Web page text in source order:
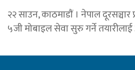
२२ साउन, काठमाडाैं । नेपाल दूरसञ्चार
५जी मोबाइल सेवा सुरु गर्ने